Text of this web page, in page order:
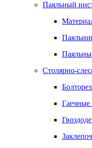
Паяльный
Столярно-